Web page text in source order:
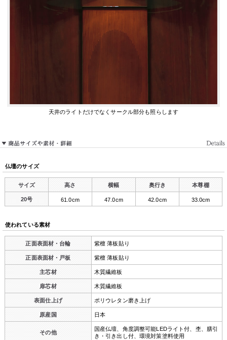
天井のライトだけでなくサークル部分も照らします
仏壇のサイズ
サイズ 高さ 横幅 奥行き 本尊棚
20号 61.0cm 47.0cm 42.0cm 33.0cm
使われている素材
正面表面材・台輪 紫檀 薄板貼り
正面表面材・戸板 紫檀 薄板貼り
主芯材 木質繊維板
扉芯材 木質繊維板
表面仕上げ ポリウレタン磨き上げ
原産国 日本
その他
国産仏壇、角度調整可能LEDライト付、杢、膳引
き・引き出し付、環境対策塗料使用